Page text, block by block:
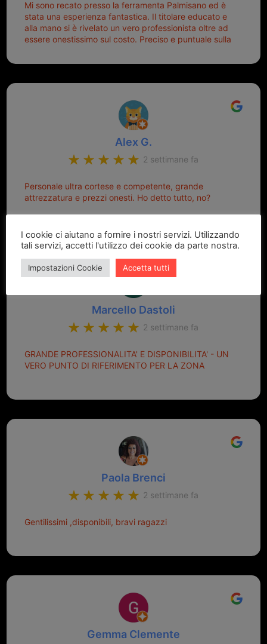
Mi sono recato presso la ferramenta Palmisano ed è
stata una esperienza fantastica. Il titolare educato e
alla mano si è rivelato un vero professionista oltre ad
essere onestissimo sul costo. Preciso e puntuale sulla
Alex G.
2 settimane fa
Personale ultra cortese e competente, grande
attrezzatura e prezzi onesti. Ho detto tutto, no?
Marcello Dastoli
2 settimane fa
GRANDE PROFESSIONALITA' E DISPONIBILITA' - UN
VERO PUNTO DI RIFERIMENTO PER LA ZONA
Paola Brenci
2 settimane fa
Gentilissimi ,disponibili, bravi ragazzi
Gemma Clemente
I cookie ci aiutano a fornire i nostri servizi. Utilizzando
tali servizi, accetti l'utilizzo dei cookie da parte nostra.
Impostazioni Cookie Accetta tutti